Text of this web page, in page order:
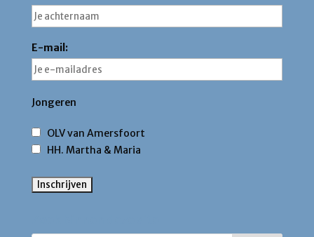
E-mail:
Jongeren
OLV van Amersfoort
HH. Martha & Maria